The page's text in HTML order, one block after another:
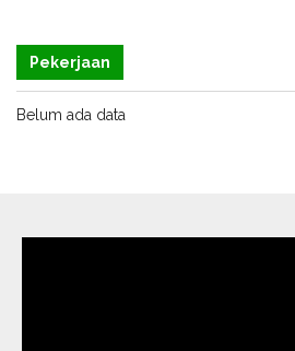
Pekerjaan
Belum ada data